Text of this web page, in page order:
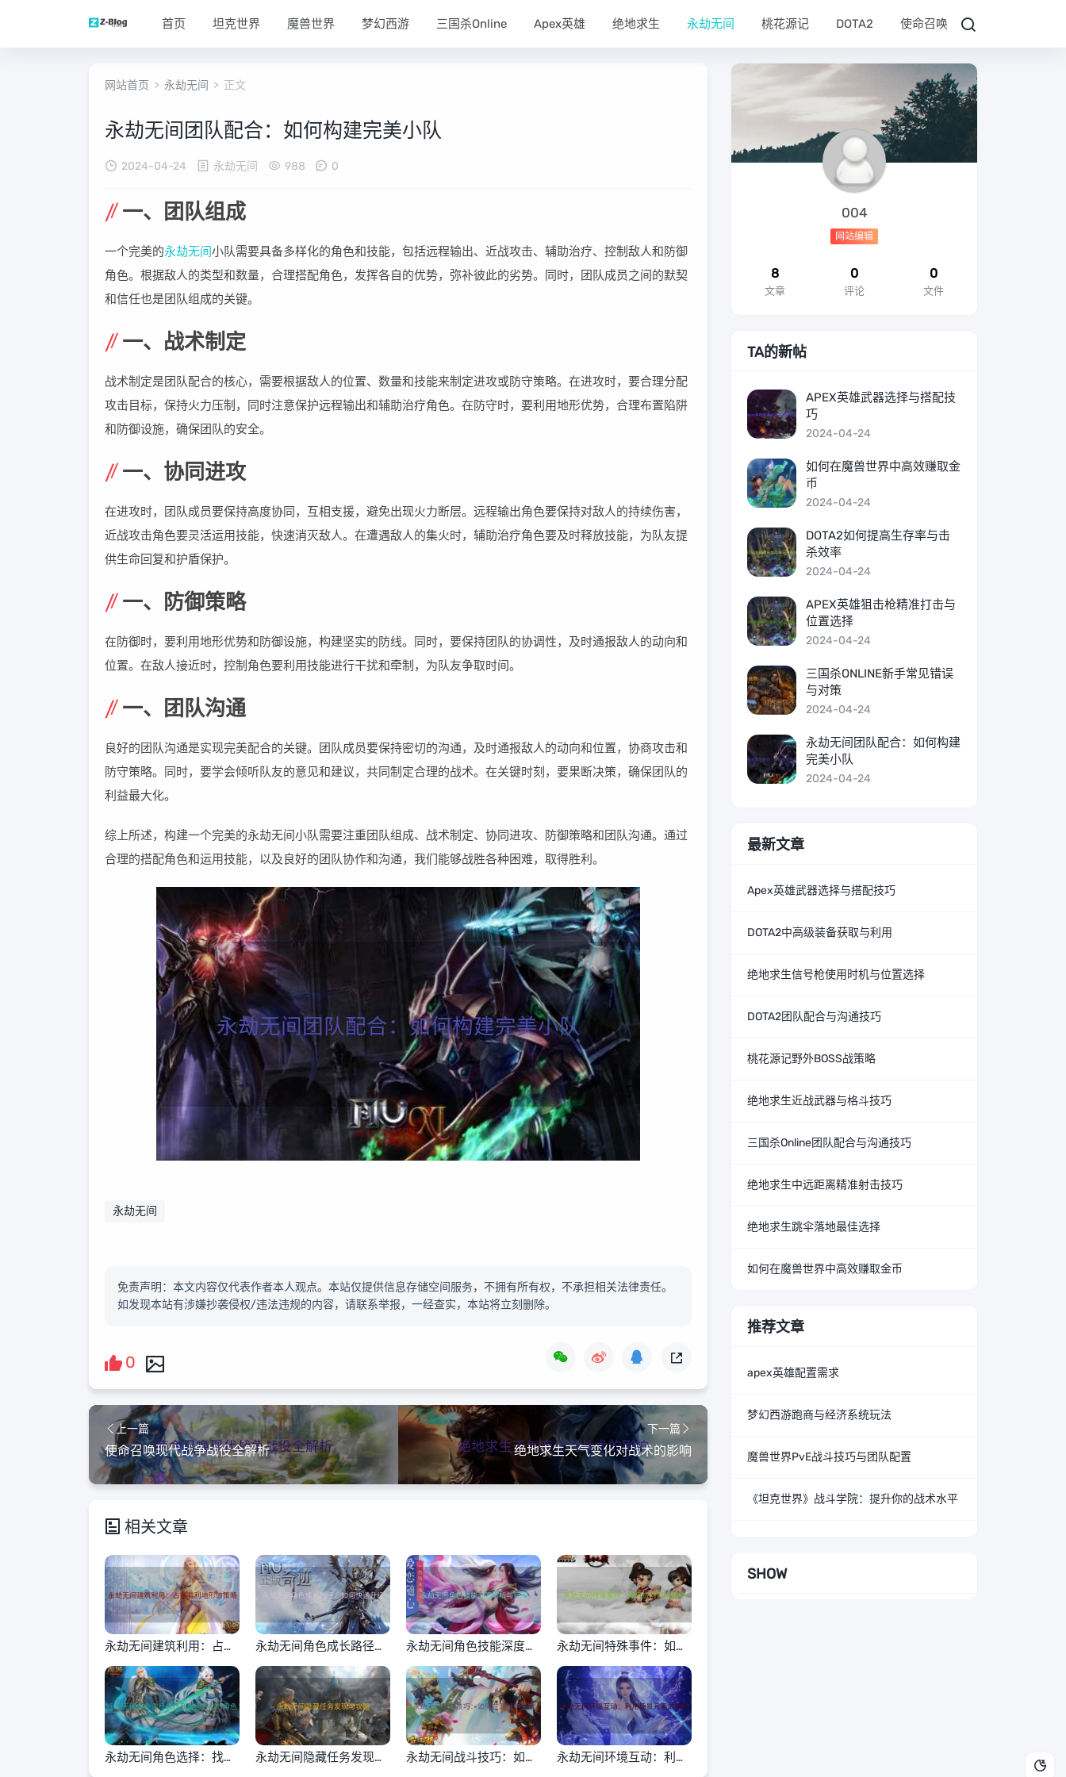
首页 坦克世界 魔兽世界 梦幻西游 三国杀Online Apex英雄 绝地求生 永劫无间 桃花源记 DOTA2 使命召唤
网站首页 > 永劫无间 > 正文
永劫无间团队配合：如何构建完美小队
2024-04-24 永劫无间 988 0
一、团队组成
一个完美的永劫无间小队需要具备多样化的角色和技能，包括远程输出、近战攻击、辅助治疗、控制敌人和防御
角色。根据敌人的类型和数量，合理搭配角色，发挥各自的优势，弥补彼此的劣势。同时，团队成员之间的默契
和信任也是团队组成的关键。
一、战术制定
战术制定是团队配合的核心，需要根据敌人的位置、数量和技能来制定进攻或防守策略。在进攻时，要合理分配
攻击目标，保持火力压制，同时注意保护远程输出和辅助治疗角色。在防守时，要利用地形优势，合理布置陷阱
和防御设施，确保团队的安全。
一、协同进攻
在进攻时，团队成员要保持高度协同，互相支援，避免出现火力断层。远程输出角色要保持对敌人的持续伤害，
近战攻击角色要灵活运用技能，快速消灭敌人。在遭遇敌人的集火时，辅助治疗角色要及时释放技能，为队友提
供生命回复和护盾保护。
一、防御策略
在防御时，要利用地形优势和防御设施，构建坚实的防线。同时，要保持团队的协调性，及时通报敌人的动向和
位置。在敌人接近时，控制角色要利用技能进行干扰和牵制，为队友争取时间。
一、团队沟通
良好的团队沟通是实现完美配合的关键。团队成员要保持密切的沟通，及时通报敌人的动向和位置，协商攻击和
防守策略。同时，要学会倾听队友的意见和建议，共同制定合理的战术。在关键时刻，要果断决策，确保团队的
利益最大化。
综上所述，构建一个完美的永劫无间小队需要注重团队组成、战术制定、协同进攻、防御策略和团队沟通。通过
合理的搭配角色和运用技能，以及良好的团队协作和沟通，我们能够战胜各种困难，取得胜利。
永劫无间
免责声明：本文内容仅代表作者本人观点。本站仅提供信息存储空间服务，不拥有所有权，不承担相关法律责任。
如发现本站有涉嫌抄袭侵权/违法违规的内容，请联系举报，一经查实，本站将立刻删除。
0
上一篇
使命召唤现代战争战役全解析
下一篇
绝地求生天气变化对战术的影响
相关文章
永劫无间建筑利用：占据
有利地形的策略
永劫无间角色成长路径：
如何快速升级
永劫无间角色技能深度解
析与运用
永劫无间特殊事件：如何
应对突发事件
永劫无间角色选择：找到
永劫无间隐藏任务发现与
永劫无间战斗技巧：如何
永劫无间环境互动：利用
004
网站编辑
8
文章
0
评论
0
文件
TA的新帖
APEX英雄武器选择与搭配技
巧
2024-04-24
如何在魔兽世界中高效赚取金
币
2024-04-24
DOTA2如何提高生存率与击
杀效率
2024-04-24
APEX英雄狙击枪精准打击与
位置选择
2024-04-24
三国杀ONLINE新手常见错误
与对策
2024-04-24
永劫无间团队配合：如何构建
完美小队
2024-04-24
最新文章
Apex英雄武器选择与搭配技巧
DOTA2中高级装备获取与利用
绝地求生信号枪使用时机与位置选择
DOTA2团队配合与沟通技巧
桃花源记野外BOSS战策略
绝地求生近战武器与格斗技巧
三国杀Online团队配合与沟通技巧
绝地求生中远距离精准射击技巧
绝地求生跳伞落地最佳选择
如何在魔兽世界中高效赚取金币
推荐文章
apex英雄配置需求
梦幻西游跑商与经济系统玩法
魔兽世界PvE战斗技巧与团队配置
《坦克世界》战斗学院：提升你的战术水平
SHOW